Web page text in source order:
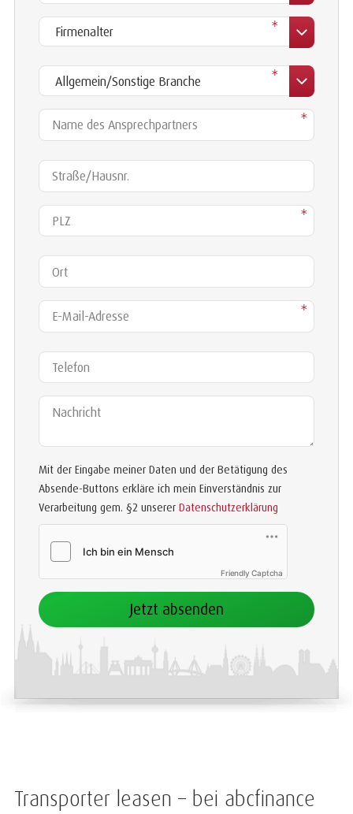
Firmenalter *
Branche *
Name des Ansprechpartners *
Straße/Hausnr.
PLZ *
Ort
E-Mail-Adresse *
Telefon
Nachricht
Mit der Eingabe meiner Daten und der Betätigung des
Absende-Buttons erkläre ich mein Einverständnis zur
Verarbeitung gem. §2 unserer Datenschutzerklärung
Friendly Captcha
Jetzt absenden
Transporter leasen – bei abcfinance